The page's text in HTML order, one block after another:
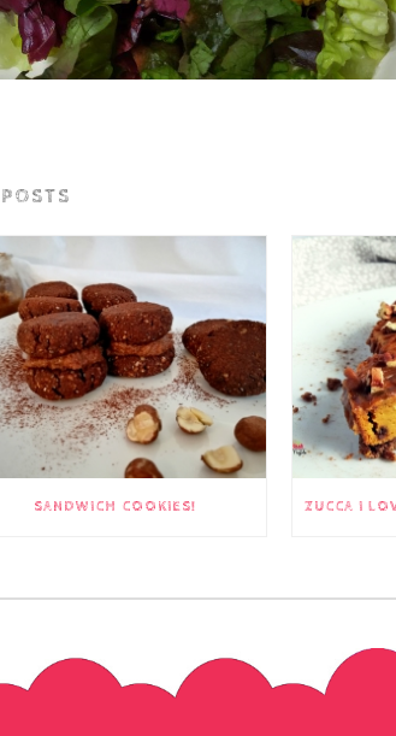
SANDWICH COOKIES!